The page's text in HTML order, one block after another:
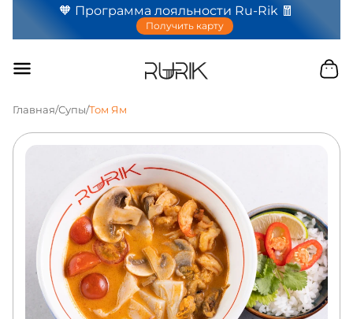
🧡 Программа лояльности Ru-Rik 🧧
Получить карту
Главная/Супы/Том Ям